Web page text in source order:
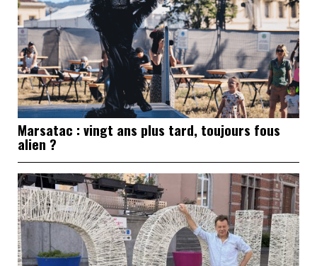
Marsatac : vingt ans plus tard, toujours fous
alien ?